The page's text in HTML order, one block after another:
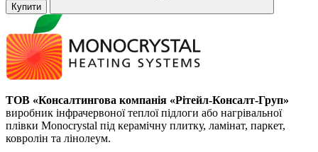
Купити
ТОВ «Консалтингова компанія «Рітейл-Консалт-Груп»
виробник інфрачервоної теплої підлоги або нагрівальної
плівки Monocrystal під керамічну плитку, ламінат, паркет,
ковролін та лінолеум.